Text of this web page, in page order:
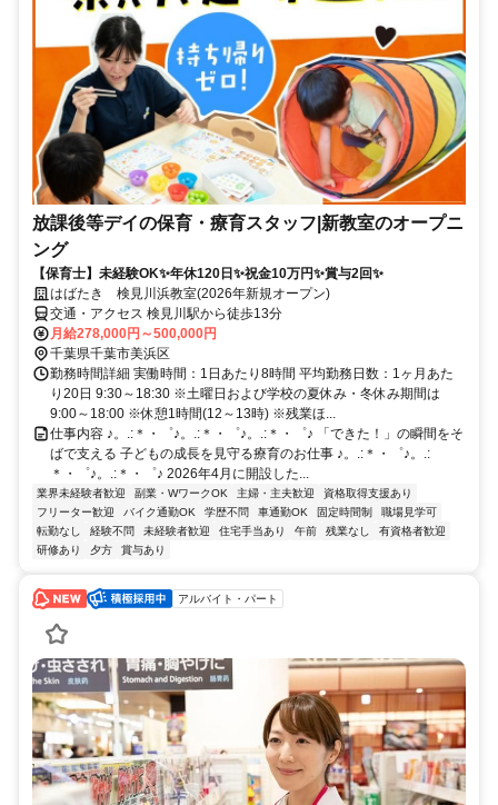
放課後等デイの保育・療育スタッフ|新教室のオープニ
ング
【保育士】未経験OK✨年休120日✨祝金10万円✨賞与2回✨
はばたき 検見川浜教室(2026年新規オープン)
交通・アクセス 検見川駅から徒歩13分
月給278,000円～500,000円
千葉県千葉市美浜区
勤務時間詳細 実働時間：1日あたり8時間 平均勤務日数：1ヶ月あた
り20日 9:30～18:30 ※土曜日および学校の夏休み・冬休み期間は
9:00～18:00 ※休憩1時間(12～13時) ※残業ほ...
仕事内容 ♪。.:＊・゜♪。.:＊・゜♪。.:＊・゜♪ 「できた！」の瞬間をそ
ばで支える 子どもの成長を見守る療育のお仕事 ♪。.:＊・゜♪。.:
＊・゜♪。.:＊・゜♪ 2026年4月に開設した...
業界未経験者歓迎 副業・WワークOK 主婦・主夫歓迎
資格取得支援あり
フリーター歓迎
バイク通勤OK 学歴不問 車通勤OK 固定時間制
職場見学可
転勤なし
経験不問 未経験者歓迎 住宅手当あり 午前 残業なし
有資格者歓迎
研修あり
夕方 賞与あり
アルバイト・パート